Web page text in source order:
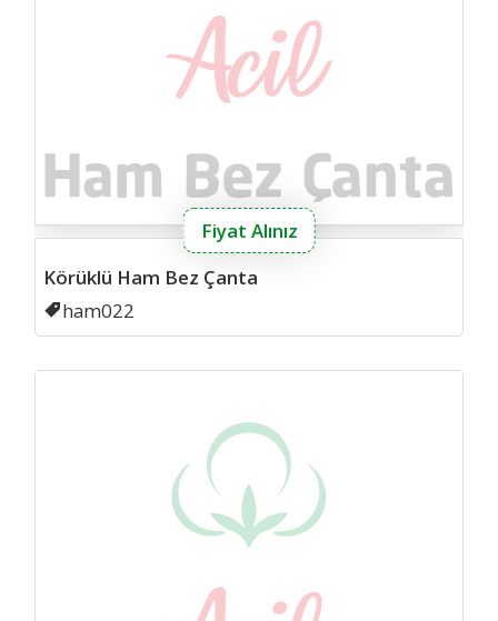
Fiyat Alınız
Körüklü Ham Bez Çanta
Kodu
ham022
Ip